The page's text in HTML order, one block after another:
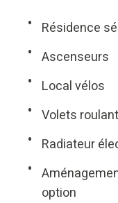
Résidence
Ascenseurs
Local vélos
Volets
Radiateur
option